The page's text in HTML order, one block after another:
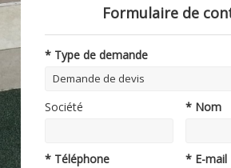
Formulaire de
* Type de demande
Société * Nom
* Téléphone * E-mail